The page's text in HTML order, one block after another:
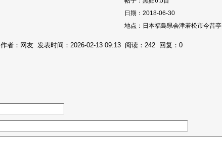
日期：2018-06-30
地点：日本福島県会津若松市今昔亭
作者：网友 发表时间：2026-02-13 09:13 阅读：242 回复：0